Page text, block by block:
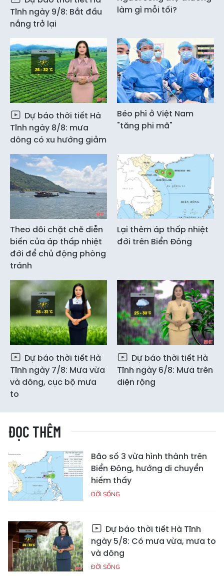
Tĩnh ngày 9/8: Bắt đầu
nắng trở lại
làm gì mỗi tối?
Dự báo thời tiết Hà
Tĩnh ngày 8/8: mưa
dông có xu hướng giảm
Béo phì ở Việt Nam
"tăng phi mã"
Theo dõi chặt chẽ diễn
biến của áp thấp nhiệt
đới để chủ động phòng
tránh
Lại thêm áp thấp nhiệt
đới trên Biển Đông
Dự báo thời tiết Hà
Tĩnh ngày 7/8: Mưa vừa
và dông, cục bộ mưa
to
Dự báo thời tiết Hà
Tĩnh ngày 6/8: Mưa trên
diện rộng
ĐỌC THÊM
Bão số 3 vừa hình thành trên
Biển Đông, hướng di chuyển
hiếm thấy
ĐỜI SỐNG
Dự báo thời tiết Hà Tĩnh
ngày 5/8: Có mưa vừa, mưa to
và dông
ĐỜI SỐNG